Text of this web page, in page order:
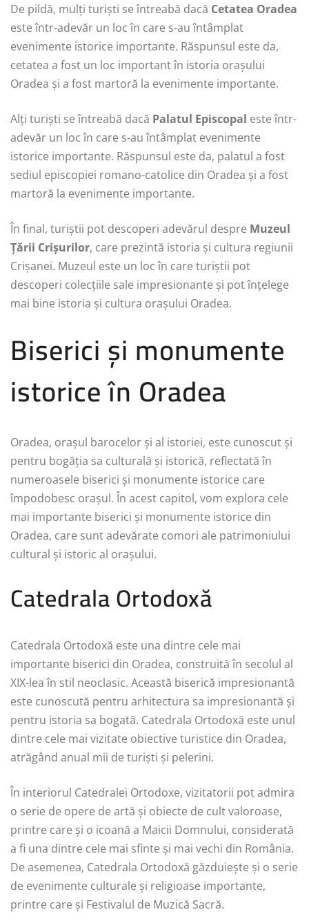
De pildă, mulți turiști se întreabă dacă Cetatea Oradea
este într-adevăr un loc în care s-au întâmplat
evenimente istorice importante. Răspunsul este da,
cetatea a fost un loc important în istoria orașului
Oradea și a fost martoră la evenimente importante.
Alți turiști se întreabă dacă Palatul Episcopal este într-
adevăr un loc în care s-au întâmplat evenimente
istorice importante. Răspunsul este da, palatul a fost
sediul episcopiei romano-catolice din Oradea și a fost
martoră la evenimente importante.
În final, turiștii pot descoperi adevărul despre Muzeul
Țării Crișurilor, care prezintă istoria și cultura regiunii
Crișanei. Muzeul este un loc în care turiștii pot
descoperi colecțiile sale impresionante și pot înțelege
mai bine istoria și cultura orașului Oradea.
Biserici și monumente
istorice în Oradea
Oradea, orașul barocelor și al istoriei, este cunoscut și
pentru bogăția sa culturală și istorică, reflectată în
numeroasele biserici și monumente istorice care
împodobesc orașul. În acest capitol, vom explora cele
mai importante biserici și monumente istorice din
Oradea, care sunt adevărate comori ale patrimoniului
cultural și istoric al orașului.
Catedrala Ortodoxă
Catedrala Ortodoxă este una dintre cele mai
importante biserici din Oradea, construită în secolul al
XIX-lea în stil neoclasic. Această biserică impresionantă
este cunoscută pentru arhitectura sa impresionantă și
pentru istoria sa bogată. Catedrala Ortodoxă este unul
dintre cele mai vizitate obiective turistice din Oradea,
atrăgând anual mii de turiști și pelerini.
În interiorul Catedralei Ortodoxe, vizitatorii pot admira
o serie de opere de artă și obiecte de cult valoroase,
printre care și o icoană a Maicii Domnului, considerată
a fi una dintre cele mai sfinte și mai vechi din România.
De asemenea, Catedrala Ortodoxă găzduiește și o serie
de evenimente culturale și religioase importante,
printre care și Festivalul de Muzică Sacră.